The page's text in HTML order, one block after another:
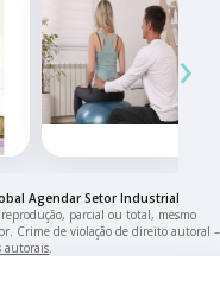
›
Agendar Setor Industrial
parcial ou total, mesmo
Crime de violação de direito autoral –
autorais.